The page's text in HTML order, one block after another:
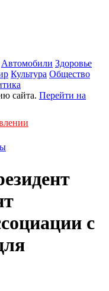
Автомобили Здоровье
Культура Общество
сайта. Перейти на
с